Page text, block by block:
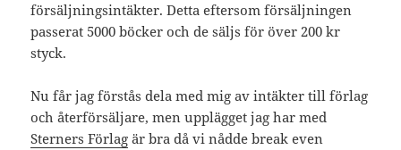
försäljningsintäkter. Detta eftersom försäljningen
passerat 5000 böcker och de säljs för över 200 kr
styck.
Nu får jag förstås dela med mig av intäkter till förlag
och återförsäljare, men upplägget jag har med
Sterners Förlag är bra då vi nådde break even